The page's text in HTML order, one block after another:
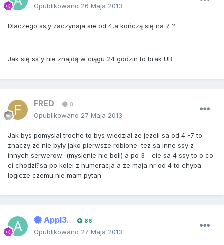
Opublikowano 26 Maja 2013
Dlaczego ss;y zaczynaja sie od 4,a kończą się na 7 ?
Jak się ss'y nie znajdą w ciągu 24 godzin to brak UB.
FRED 0
Opublikowano 27 Maja 2013
Jak bys pomyslal troche to bys wiedzial ze jezeli sa od 4 -7 to
znaczy ze nie byly jako pierwsze robione tez sa inne ssy z
innych serwerow (myslenie nie boli) a po 3 - cie sa 4 ssy to o co
ci chodzi?sa po kolei z numeracja a ze maja nr od 4 to chyba
logicze czemu nie mam pytan
Appl3. 86
Opublikowano 27 Maja 2013